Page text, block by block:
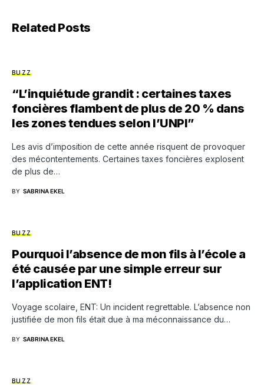
Related Posts
BUZZ
“L’inquiétude grandit : certaines taxes
foncières flambent de plus de 20 % dans
les zones tendues selon l’UNPI”
Les avis d’imposition de cette année risquent de provoquer
des mécontentements. Certaines taxes foncières explosent
de plus de…
BY SABRINA EKEL
BUZZ
Pourquoi l’absence de mon fils à l’école a
été causée par une simple erreur sur
l’application ENT!
Voyage scolaire, ENT: Un incident regrettable. L’absence non
justifiée de mon fils était due à ma méconnaissance du…
BY SABRINA EKEL
BUZZ